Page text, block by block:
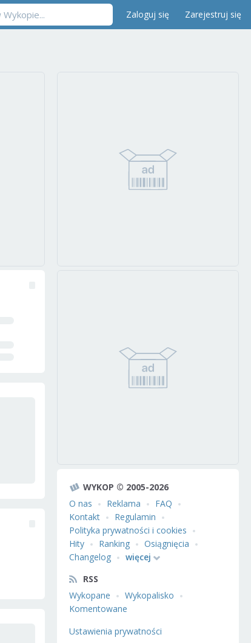
Zaloguj się Zarejestruj się
WYKOP © 2005-2026
O nas
Reklama
FAQ
Kontakt
Regulamin
Polityka prywatności i cookies
Hity
Ranking
Osiągnięcia
Changelog
więcej
RSS
Wykopane
Wykopalisko
Komentowane
Ustawienia prywatności